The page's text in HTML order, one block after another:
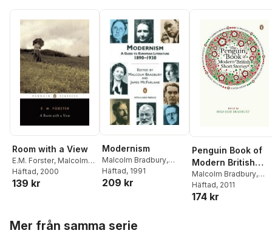
Room with a View
E.M. Forster, Malcolm
Bradbury
Häftad, 2000
139 kr
Modernism
Malcolm Bradbury,
James McFarlane
Malcolm Bradbury
Häftad, 1991
209 kr
Penguin Book of
Modern British
Short Stories
Malcolm Bradbury,
Malcolm Bradbury
Häftad, 2011
174 kr
Mer från samma serie